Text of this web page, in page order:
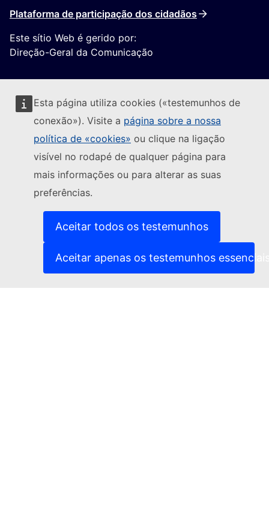
Esta página utiliza cookies («testemunhos de
conexão»). Visite a página sobre a nossa
política de «cookies» ou clique na ligação
visível no rodapé de qualquer página para
mais informações ou para alterar as suas
preferências.
Aceitar todos os testemunhos
Aceitar apenas os testemunhos
Plataforma de participação dos cidadãos
Este sítio Web é gerido por:
Direção-Geral da Comunicação
Seguir a Comissão Europeia
Contacte-nos(Ligação externa)
Comunicar uma vulnerabilidade informática
Línguas dos nossos websites(Ligação externa)
(Ligação externa)
Política de privacidade
Advertência jurídica
(Ligação externa)